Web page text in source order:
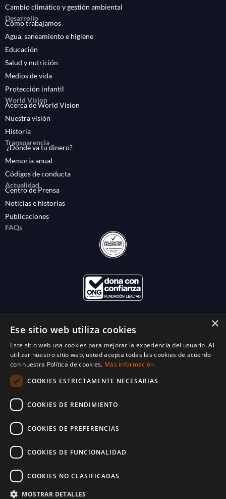
Cambio climático y gestión ambiental
Desarrollo
Cómo trabajamos
Agua, saneamiento e higiene
Educación
Salud y nutrición
Medios de vida
Protección infantil
World Vision
Acerca de World Vision
Nuestra visión
Historia
Transparencia
¿Dónde va tu dinero?
Memoria anual
Códigos de conducta
Actualidad
Centro de Prensa
Noticias e historias
Publicaciones
FAQs
© 2025 World Vision España. Reservados todos los derechos. Inscritos en el
protectorado de fundaciones con número 28-1214
×
Ese sitio web utiliza cookies
Este sitio web usa cookies para mejorar la experiencia del usuario. Al
utilizar nuestro sitio web, usted acepta todas las cookies de acuerdo
con nuestra Política de cookies. Más información
COOKIES ESTRICTAMENTE NECESARIAS
COOKIES DE RENDIMIENTO
COOKIES DE PREFERENCIAS
COOKIES DE FUNCIONALIDAD
COOKIES NO CLASIFICADAS
MOSTRAR DETALLES